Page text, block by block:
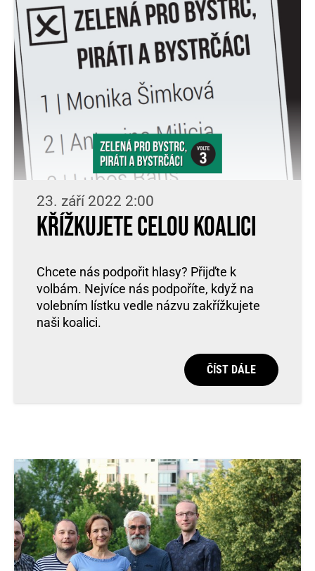
23. září 2022 2:00
Křížkujete celou koalici
Chcete nás podpořit hlasy? Přijďte k
volbám. Nejvíce nás podpoříte, když na
volebním lístku vedle názvu zakřížkujete
naši koalici.
ČÍST DÁLE